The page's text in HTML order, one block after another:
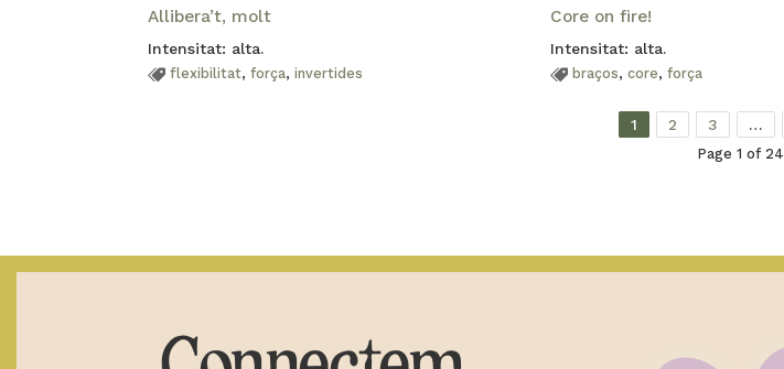
Allibera’t, molt
Intensitat: alta.
flexibilitat,força,invertides
Core on fire!
Intensitat: alta.
braços,core,força
1 2 3 …
Page 1 of 24